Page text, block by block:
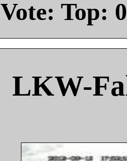
Vote: Top: 0
LKW-